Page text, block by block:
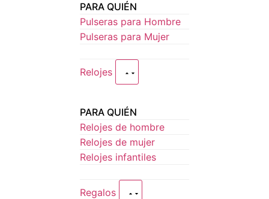
PARA QUIÉN
Pulseras para Hombre
Pulseras para Mujer
Relojes
PARA QUIÉN
Relojes de hombre
Relojes de mujer
Relojes infantiles
Regalos